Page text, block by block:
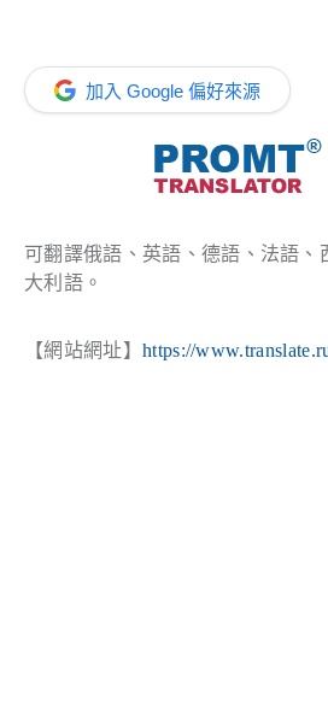
加入 Google 偏好來源
可翻譯俄語、英語、德語、法語、
大利語。
【網站網址】 https://